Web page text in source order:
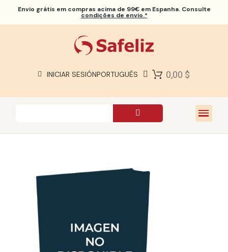
Envio grátis em compras acima de 99€ em Espanha. Consulte
condições de envio.*
INICIAR SESIÓNPORTUGUÊS 0,00 $
SOBRE NÓS